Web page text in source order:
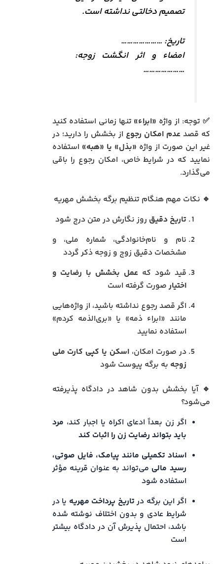
تصمیم دخالتی نداشته است.
تاریخ: …………………
امضاء و اثر انگشت زوجه:
…………………
✅ توجه: از واژه «ابراء» تنها زمانی استفاده کنید
که قصدعدم امکان رجوع از بخشش را دارید؛ در
غیر این صورت از واژه «بذل» یا «هبه» استفاده
نمایید که در شرایط خاص، امکان رجوع را باقی
می‌گذارد.
🔹 نکات مهم هنگام تنظیم برگه بخشش مهریه
تاریخ دقیق روز نگارش در متن درج شود
نام و نام‌خانوادگی، شماره ملی، و
مشخصات دقیق زوج و زوجه ذکر گردد
قید شود کهعمل بخشش با رضایت و
اختیار صورت گرفته است
اگر قصد رجوع نداشته باشید، از واژه‌هایی
مانند «ابراء ذمه» یا «بری‌الذمه کردم»
استفاده نمایید
در صورت امکان،اسکن یا کپی کارت ملی
زوجه به برگه پیوست شود
🔹 آیا بخشش بدون شاهد در دادگاه پذیرفته
می‌شود؟
اگر زن بعداً ادعای اکراه یا اجبار کند، مرد
باید بتواند رضایت زن را اثبات کند
اسناد تکمیلی مانند پیامک، فایل صوتی،
رسید مالی می‌تواند به عنوان قرینه مؤثر
استفاده شود
اگر این برگه در تاریخ پرداخت مهریه یا در
شرایط عادی و بدون اختلاف نوشته شده
باشد، احتمال پذیرش آن در دادگاه بیشتر
است